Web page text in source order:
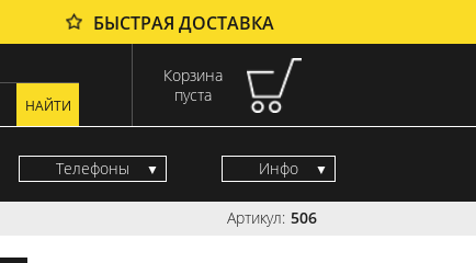
БЫСТРАЯ ДОСТАВКА
Корзина
пуста
Телефоны Инфо
Артикул: 506